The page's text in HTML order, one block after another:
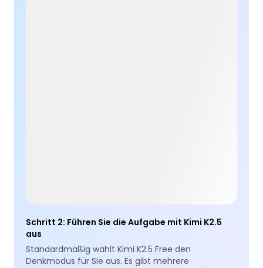
Schritt 2: Führen Sie die Aufgabe mit Kimi K2.5
aus
Standardmäßig wählt Kimi K2.5 Free den
Denkmodus für Sie aus. Es gibt mehrere